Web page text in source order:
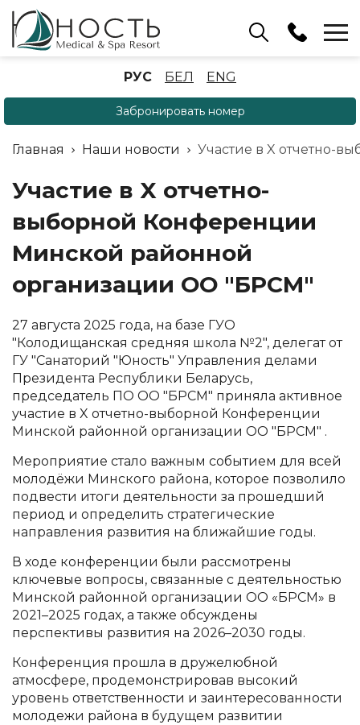
Бассейн
+375 (17) 503 93 22
Аренда беседок
+375 (33) 902 35 07
Отдел бронирования
+375 (17) 503 91 10
РУС БЕЛ ENG
Забронировать номер
Главная Наши новости Участие в X отчетно-
Участие в X отчетно-
выборной Конференции
Минской районной
организации ОО "БРСМ"
27 августа 2025 года, на базе ГУО
"Колодищанская средняя школа №2", делегат от
ГУ "Санаторий "Юность" Управления делами
Президента Республики Беларусь,
председатель ПО ОО "БРСМ" приняла активное
участие в X отчетно-выборной Конференции
Минской районной организации ОО "БРСМ" .
Мероприятие стало важным событием для всей
молодёжи Минского района, которое позволило
подвести итоги деятельности за прошедший
период и определить стратегические
направления развития на ближайшие годы.
В ходе конференции были рассмотрены
ключевые вопросы, связанные с деятельностью
Минской районной организации ОО «БРСМ» в
2021–2025 годах, а также обсуждены
перспективы развития на 2026–2030 годы.
Конференция прошла в дружелюбной
атмосфере, продемонстрировав высокий
уровень ответственности и заинтересованности
молодежи района в будущем развитии